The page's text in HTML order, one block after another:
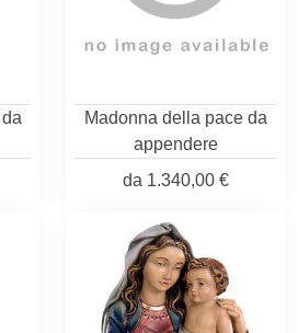
Madonna della pace da
appendere
da 1.340,00 €